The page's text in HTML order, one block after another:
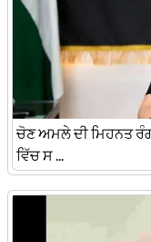
ਚੋਣ ਅਮਲੇ ਦੀ ਮਿਹਨਤ
ਵਿੱਚ ਸ ...